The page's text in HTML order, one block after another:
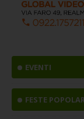
EVENTI
FESTE